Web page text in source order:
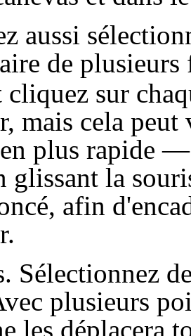
aussi
de
cliquez sur
mais cela
plus rapide
glissant la
afin
Sélectionnez
plusieurs
les déplacera